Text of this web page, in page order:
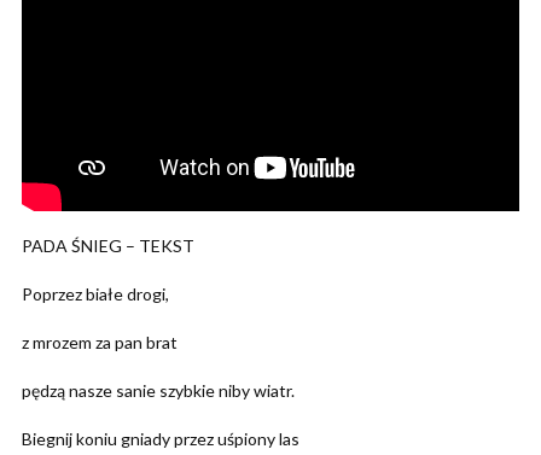
PADA ŚNIEG – TEKST
Poprzez białe drogi,
z mrozem za pan brat
pędzą nasze sanie szybkie niby wiatr.
Biegnij koniu gniady przez uśpiony las